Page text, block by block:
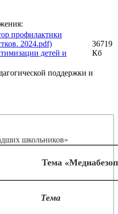
детей и
36719
Кб
поддержки и
школьников»
Тема
Тема